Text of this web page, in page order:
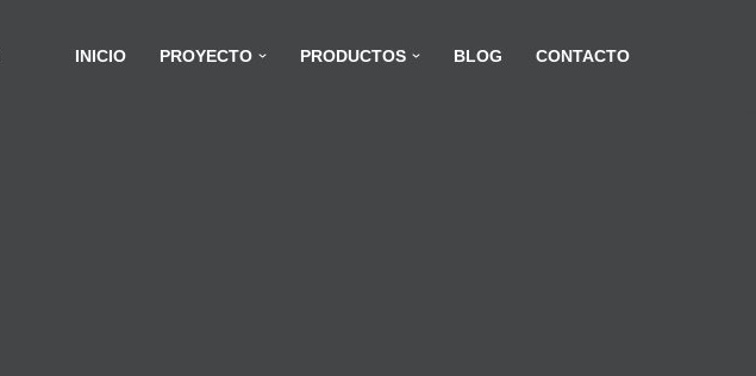
INICIO PROYECTO PRODUCTOS BLOG CONTACTO